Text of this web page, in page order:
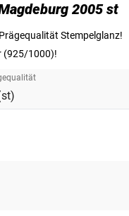
2005 st
Stempelglanz!
(925/1000)!